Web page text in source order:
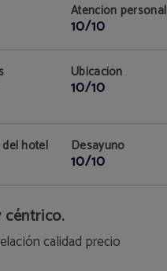
Atención personal
10/10
Ubicación
10/10
hotel Desayuno
10/10
calidad precio